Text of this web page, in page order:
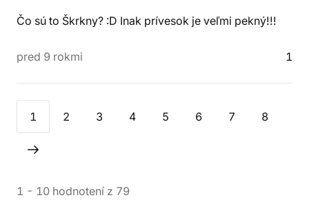
Čo sú to Škrkny? :D Inak prívesok je veľmi pekný!!!
pred 9 rokmi 1
1 2 3 4 5 6 7 8
1 - 10 hodnotení z 79